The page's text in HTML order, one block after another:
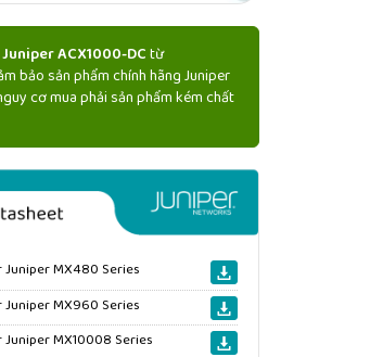
Juniper ACX1000-DCtừ
bảo sản phẩm chính hãng Juniper
cơ mua phải sản phẩm kém chất
MX480 Series
MX960 Series
MX10008 Series